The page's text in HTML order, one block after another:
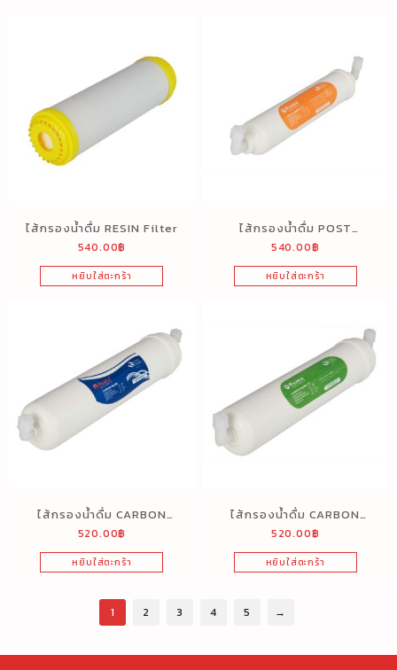
ไส้กรองน้ำดื่ม RESIN Filter
540.00฿
หยิบใส่ตะกร้า
ไส้กรองน้ำดื่ม POST
CARBON INLINE 10″
540.00฿
หยิบใส่ตะกร้า
ไส้กรองน้ำดื่ม CARBON
INLINE 12″
520.00฿
หยิบใส่ตะกร้า
ไส้กรองน้ำดื่ม CARBON
INLINE 12″
520.00฿
หยิบใส่ตะกร้า
1 2 3 4 5 →